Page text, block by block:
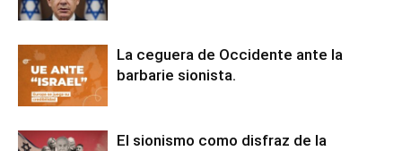
La ceguera de Occidente ante la
barbarie sionista.
El sionismo como disfraz de la